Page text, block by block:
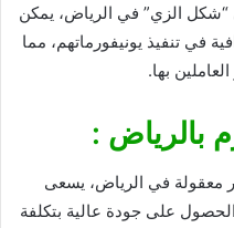
“شكل الزي” في الرياض، يمكن
في تنفيذ يونيفورماتهم، مما
بها.
بالرياض :
معقولة في الرياض، يسعى
على جودة عالية بتكلفة